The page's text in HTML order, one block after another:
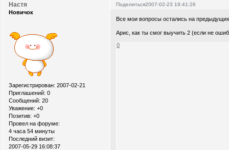
Поделиться2007-02-23 19:41:26
Настя
Новичок
Зарегистрирован: 2007-02-21
Приглашений: 0
Сообщений: 20
Уважение: +0
Позитив: +0
Провел на форуме:
4 часа 54 минуты
Последний визит:
2007-05-29 16:08:37
Все мои вопросы остались на
Арис, как ты смог выучить 2 (если не
0